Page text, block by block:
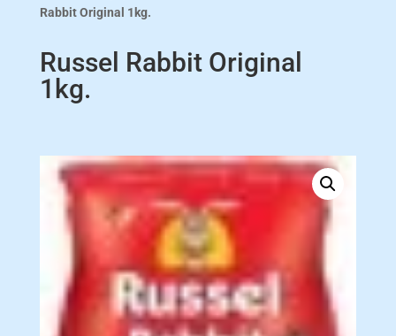
Rabbit Original 1kg.
Russel Rabbit Original
1kg.